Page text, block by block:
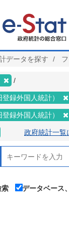
データを探す
録外国人統計）
録外国人統計）
政府統計一覧
索
データベース